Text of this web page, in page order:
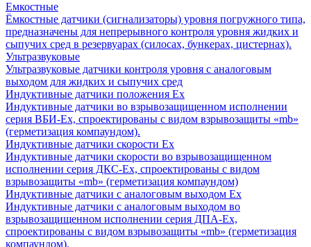
Емкостные
Ёмкостные датчики (сигнализаторы) уровня погружного типа,
предназначены для непрерывного контроля уровня жидких и
сыпучих сред в резервуарах (силосах, бункерах, цистернах).
Ультразвуковые
Ультразвуковые датчики контроля уровня с аналоговым
выходом для жидких и сыпучих сред
Индуктивные датчики положения Ех
Индуктивные датчики во взрывозащищенном исполнении
серия ВБИ-Ех, спроектированы с видом взрывозащиты «mb»
(герметизация компаундом).
Индуктивные датчики скорости Ех
Индуктивные датчики скорости во взрывозащищенном
исполнении серия ДКС-Ех, спроектированы с видом
взрывозащиты «mb» (герметизация компаундом)
Индуктивные датчики с аналоговым выходом Ех
Индуктивные датчики с аналоговым выходом во
взрывозащищенном исполнении серия ДПА-Ех,
спроектированы с видом взрывозащиты «mb» (герметизация
компаундом).